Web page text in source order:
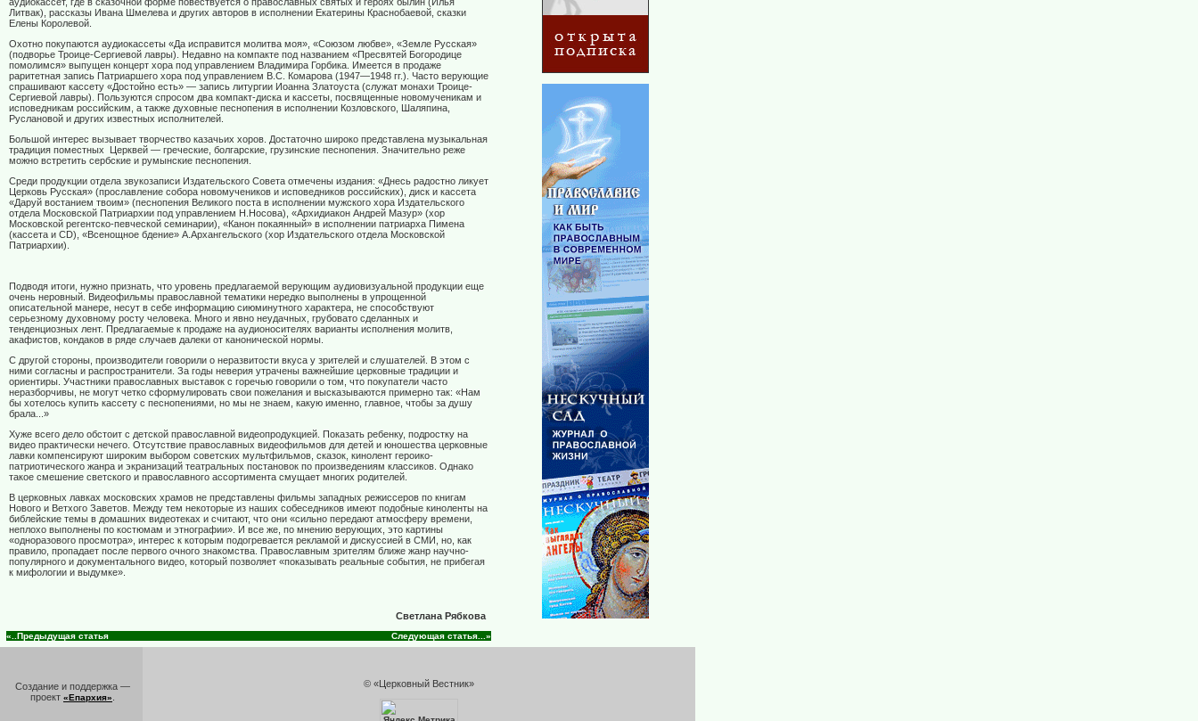
Литвак), рассказы Ивана Шмелева и других авторов в исполнении Екатерины Краснобаевой, сказки
Елены Королевой.
Охотно покупаются аудиокассеты «Да исправится молитва моя», «Союзом любве», «Земле Русская»
(подворье Троице-Сергиевой лавры). Недавно на компакте под названием «Пресвятей Богородице
помолимся» выпущен концерт хора под управлением Владимира Горбика. Имеется в продаже
раритетная запись Патриаршего хора под управлением В.С. Комарова (1947—1948 гг.). Часто верующие
спрашивают кассету «Достойно есть» — запись литургии Иоанна Златоуста (служат монахи Троице-
Сергиевой лавры). Пользуются спросом два компакт-диска и кассеты, посвященные новомученикам и
исповедникам российским, а также духовные песнопения в исполнении Козловского, Шаляпина,
Руслановой и других известных исполнителей.
Большой интерес вызывает творчество казачьих хоров. Достаточно широко представлена музыкальная
традиция поместных
Церквей — греческие, болгарские, грузинские песнопения. Значительно реже
можно встретить сербские и румынские песнопения.
Среди продукции отдела звукозаписи Издательского Совета отмечены издания: «Днесь радостно ликует
Церковь Русская» (прославление собора новомучеников и исповедников российских), диск и кассета
«Даруй востанием твоим» (песнопения Великого поста в исполнении мужского хора Издательского
отдела Московской Патриархии под управлением Н.Носова), «Архидиакон Андрей Мазур» (хор
Московской регентско-певческой семинарии), «Канон покаянный» в исполнении патриарха Пимена
(кассета и CD), «Всенощное бдение» А.Архангельского (хор Издательского отдела Московской
Патриархии).
Подводя итоги, нужно признать, что уровень предлагаемой верующим аудиовизуальной продукции еще
очень неровный. Видеофильмы православной тематики нередко выполнены в упрощенной
описательной манере, несут в себе информацию сиюминутного характера, не способствуют
серьезному духовному росту человека. Много и явно неудачных, грубовато сделанных и
тенденциозных лент. Предлагаемые к продаже на аудионосителях варианты исполнения молитв,
акафистов, кондаков в ряде случаев далеки от канонической нормы.
С другой стороны, производители говорили о неразвитости вкуса у зрителей и слушателей. В этом с
ними согласны и распространители. За годы неверия утрачены важнейшие церковные традиции и
ориентиры. Участники православных выставок с горечью говорили о том, что покупатели часто
неразборчивы, не могут четко сформулировать свои пожелания и высказываются примерно так: «Нам
бы хотелось купить кассету с песнопениями, но мы не знаем, какую именно, главное, чтобы за душу
брала...»
Хуже всего дело обстоит с детской православной видеопродукцией. Показать ребенку, подростку на
видео практически нечего. Отсутствие православных видеофильмов для детей и юношества церковные
лавки компенсируют широким выбором советских мультфильмов, сказок, кинолент героико-
патриотического жанра и экранизаций театральных постановок по произведениям классиков. Однако
такое смешение светского и православного ассортимента смущает многих родителей.
В церковных лавках московских храмов не представлены фильмы западных режиссеров по книгам
Нового и Ветхого Заветов. Между тем некоторые из наших собеседников имеют подобные киноленты на
библейские темы в домашних видеотеках и считают, что они «сильно передают атмосферу времени,
неплохо выполнены по костюмам и этнографии». И все же, по мнению верующих, это картины
«одноразового просмотра», интерес к которым подогревается рекламой и дискуссией в СМИ, но, как
правило, пропадает после первого очного знакомства. Православным зрителям ближе жанр научно-
популярного и документального видео, который позволяет «показывать реальные события, не прибегая
к мифологии и выдумке».
Светлана Рябкова
«..Предыдущая статья Следующая статья...»
Создание и поддержка —
проект «Епархия»
© «Церковный Вестник»